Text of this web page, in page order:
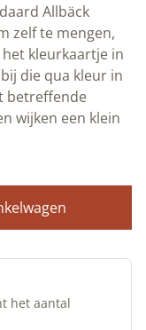
Allbäck
zelf te mengen,
kleurkaartje in
die qua kleur in
betreffende
wijken een klein
het aantal